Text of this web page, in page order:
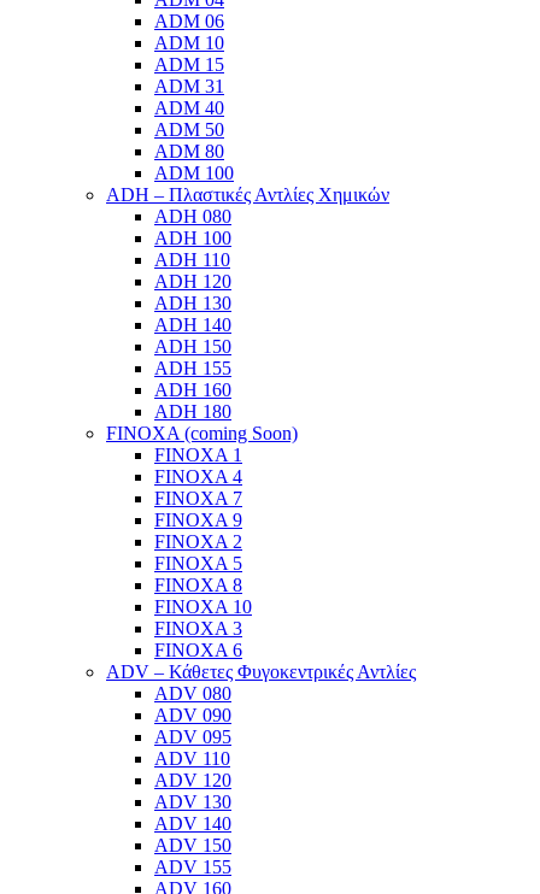
ADM 06
ADM 10
ADM 15
ADM 31
ADM 40
ADM 50
ADM 80
ADM 100
ADH – Πλαστικές Αντλίες Χημικών
ADH 080
ADH 100
ADH 110
ADH 120
ADH 130
ADH 140
ADH 150
ADH 155
ADH 160
ADH 180
FINOXA (coming Soon)
FINOXA 1
FINOXA 4
FINOXA 7
FINOXA 9
FINOXA 2
FINOXA 5
FINOXA 8
FINOXA 10
FINOXA 3
FINOXA 6
ADV – Κάθετες Φυγοκεντρικές Αντλίες
ADV 080
ADV 090
ADV 095
ADV 110
ADV 120
ADV 130
ADV 140
ADV 150
ADV 155
ADV 160